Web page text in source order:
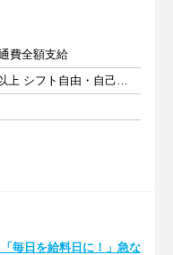
費全額支給
週4日以上 1日8時間以上 シフト自由・自己申告
「毎日を給料日に！」急な